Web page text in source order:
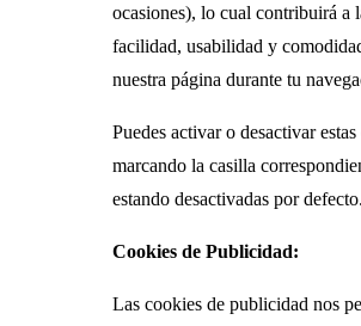
ocasiones), lo cual contribuirá a
facilidad, usabilidad y
nuestra página durante tu
Puedes activar o desactivar
marcando la casilla
estando desactivadas por defecto.
Cookies de Publicidad:
Las cookies de publicidad nos